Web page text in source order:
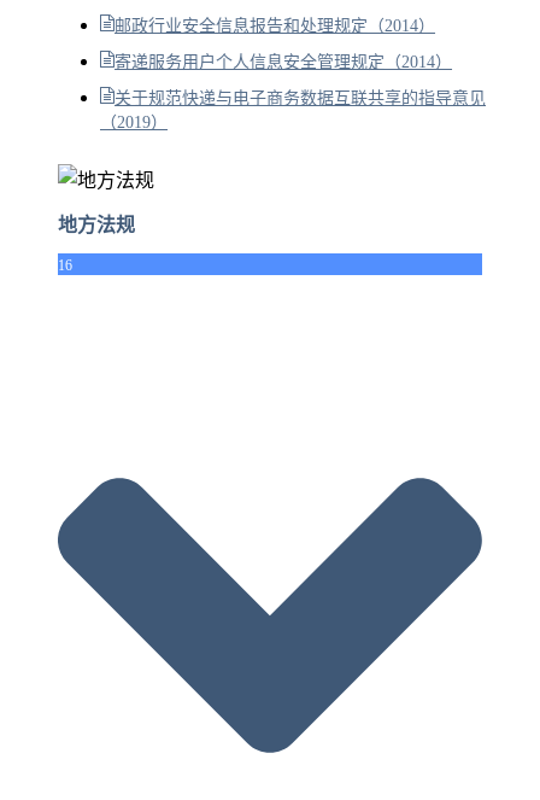
邮政行业安全信息报告和处理规定（2014）
寄递服务用户个人信息安全管理规定（2014）
关于规范快递与电子商务数据互联共享的指导意见
（2019）
地方法规
16